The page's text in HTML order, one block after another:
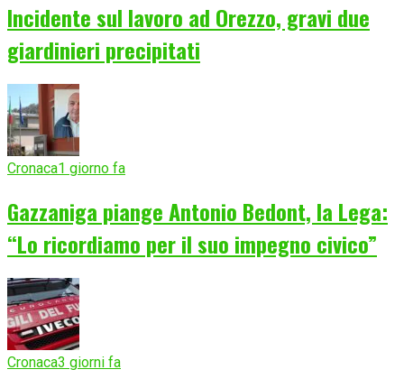
Incidente sul lavoro ad Orezzo, gravi due
giardinieri precipitati
Cronaca1 giorno fa
Gazzaniga piange Antonio Bedont, la Lega:
“Lo ricordiamo per il suo impegno civico”
Cronaca3 giorni fa